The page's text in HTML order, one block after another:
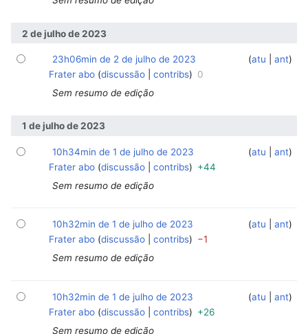
2 de julho de 2023
atu ant
23h06min de 2 de julho de 2023
Frater abo discussão contribs
0
Sem resumo de edição
1 de julho de 2023
atu ant
10h34min de 1 de julho de 2023
Frater abo discussão contribs
+44
Sem resumo de edição
atu ant
10h32min de 1 de julho de 2023
Frater abo discussão contribs
−1
Sem resumo de edição
atu ant
10h32min de 1 de julho de 2023
Frater abo discussão contribs
+26
Sem resumo de edição